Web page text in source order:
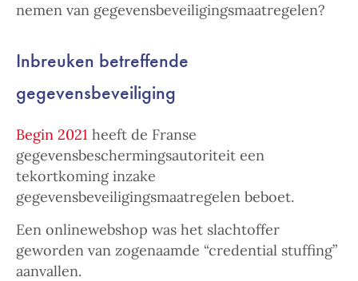
nemen van gegevensbeveiligingsmaatregelen?
Inbreuken betreffende
gegevensbeveiliging
Begin 2021 heeft de Franse
gegevensbeschermingsautoriteit een
tekortkoming inzake
gegevensbeveiligingsmaatregelen beboet.
Een onlinewebshop was het slachtoffer
geworden van zogenaamde “credential stuffing”
aanvallen.